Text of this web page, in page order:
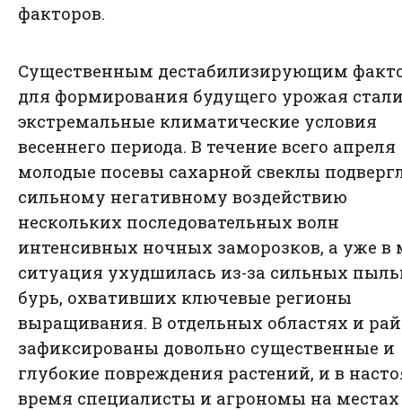
факторов.
Существенным дестабилизирующим
для формирования будущего урожая
экстремальные климатические условия
весеннего периода. В течение всего апреля
молодые посевы сахарной свеклы
сильному негативному воздействию
нескольких последовательных волн
интенсивных ночных заморозков, а уже в
ситуация ухудшилась из-за сильных
бурь, охвативших ключевые регионы
выращивания. В отдельных областях и
зафиксированы довольно существенные и
глубокие повреждения растений, и в
время специалисты и агрономы на местах